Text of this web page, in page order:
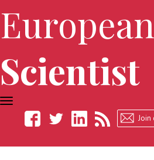
European
Scientist
TOGGLE
NAVIGATION